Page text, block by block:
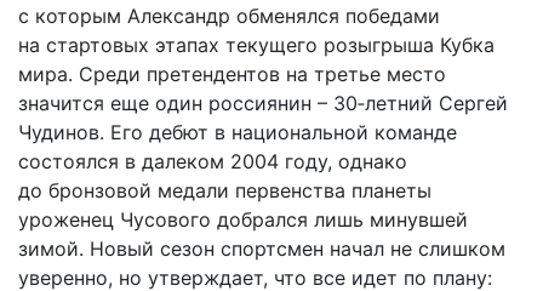
с которым Александр обменялся победами
на стартовых этапах текущего розыгрыша Кубка
мира. Среди претендентов на третье место
значится еще один россиянин – 30‑летний Сергей
Чудинов. Его дебют в нацио­нальной команде
состоялся в далеком 2004 году, однако
до бронзовой медали первенства планеты
уроженец Чусового добрался лишь минувшей
зимой. Новый сезон спортсмен начал не слишком
уверенно, но утверждает, что все идет по плану: